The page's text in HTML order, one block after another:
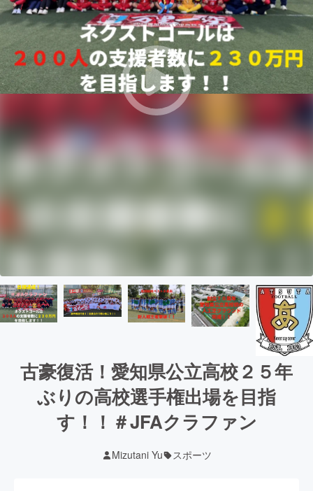
古豪復活！愛知県公立高校２５年
ぶりの高校選手権出場を目指
す！！＃JFAクラファン
Mizutani Yu スポーツ